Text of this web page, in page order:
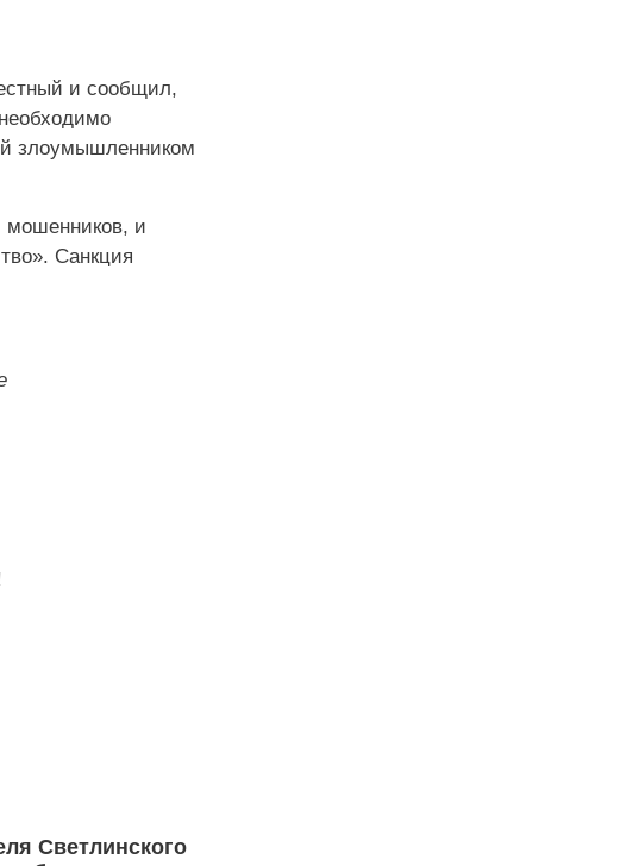
и сообщил,
злоумышленником
мошенников, и
Санкция
Светлинского